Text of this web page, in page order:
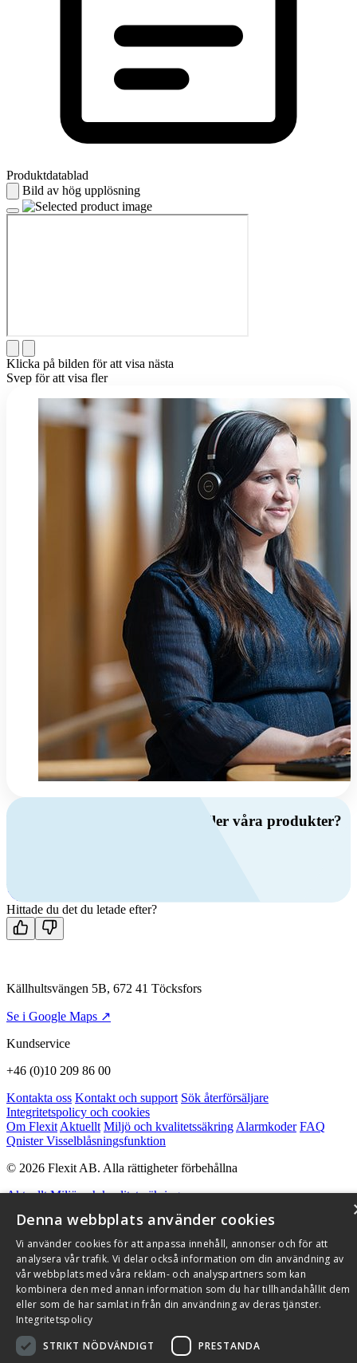
Produktdatablad
Bild av hög upplösning
Klicka på bilden för att visa nästa
Svep för att visa fler
Har du frågor om ventilation eller våra produkter?
Kontakta oss
Hittade du det du letade efter?
Källhultsvängen 5B, 672 41 Töcksfors
Se i Google Maps ↗
Kundservice
+46 (0)10 209 86 00
Kontakta oss Kontakt och support Sök återförsäljare
Integritetspolicy och cookies
Om Flexit Aktuellt Miljö och kvalitetssäkring Alarmkoder FAQ
Qnister Visselblåsningsfunktion
© 2026 Flexit AB. Alla rättigheter förbehållna
Aktuellt Miljö och kvalitetssäkring
Denna webbplats använder cookies
Vi använder cookies för att anpassa innehåll, annonser och för att
analysera vår trafik. Vi delar också information om din användning av
vår webbplats med våra reklam- och analyspartners som kan
kombinera den med annan information som du har tillhandahållit dem
eller som de har samlat in från din användning av deras tjänster.
Integritetspolicy
STRIKT NÖDVÄNDIGT
PRESTANDA